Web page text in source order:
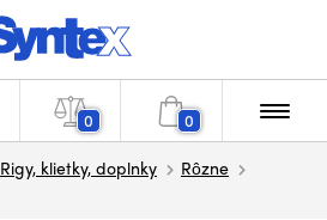
0 0
Rigy, klietky, doplnky
Rôzne